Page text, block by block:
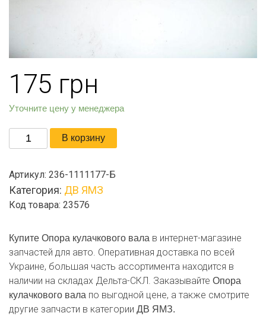
175 грн
Уточните цену у менеджера
Количество
товара
кулачкового
вала
В корзину
Артикул: 236-1111177-Б
Категория: ДВ ЯМЗ
Код товара: 23576
Купите Опора кулачкового вала в интернет-магазине
запчастей для авто. Оперативная доставка по всей
Украине, большая часть ассортимента находится в
наличии на складах Дельта-СКЛ. Заказывайте Опора
кулачкового вала по выгодной цене, а также смотрите
другие запчасти в категории ДВ ЯМЗ.